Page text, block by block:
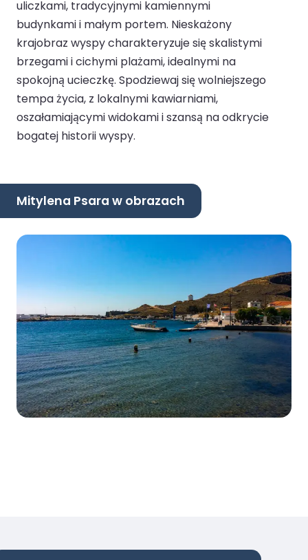
uliczkami, tradycyjnymi kamiennymi
budynkami i małym portem. Nieskażony
krajobraz wyspy charakteryzuje się skalistymi
brzegami i cichymi plażami, idealnymi na
spokojną ucieczkę. Spodziewaj się wolniejszego
tempa życia, z lokalnymi kawiarniami,
oszałamiającymi widokami i szansą na odkrycie
bogatej historii wyspy.
Mitylena Psara w obrazach